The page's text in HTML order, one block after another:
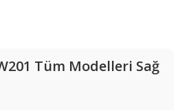
Tüm Modelleri Sağ